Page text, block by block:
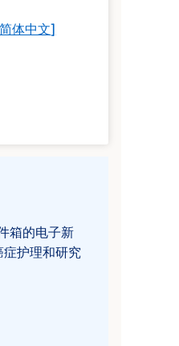
简体中文]
箱的电子新
症护理和研究